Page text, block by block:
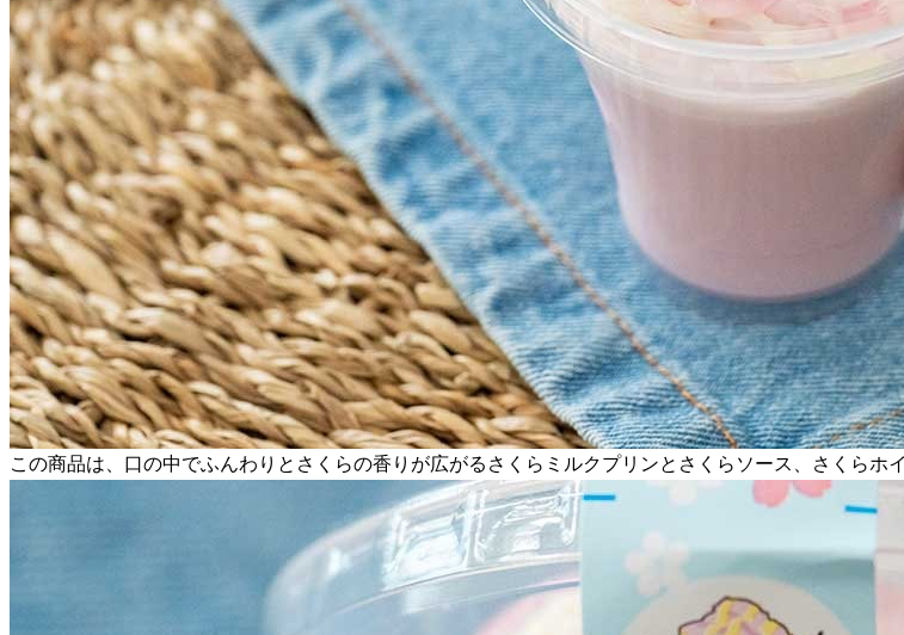
この商品は、口の中でふんわりとさくらの香りが広がるさくらミルクプリンとさくらソース、さくらホ